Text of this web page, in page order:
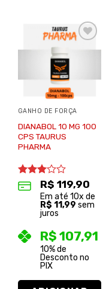
Adicionar
à lista de
GANHO DE FORÇA
DIANABOL 10 MG 100
CPS TAURUS
PHARMA
Avaliação
3.00
R$ 119,90
Em até 10x de
R$ 11,99 sem
juros
R$ 107,91
10% de
Desconto no
PIX